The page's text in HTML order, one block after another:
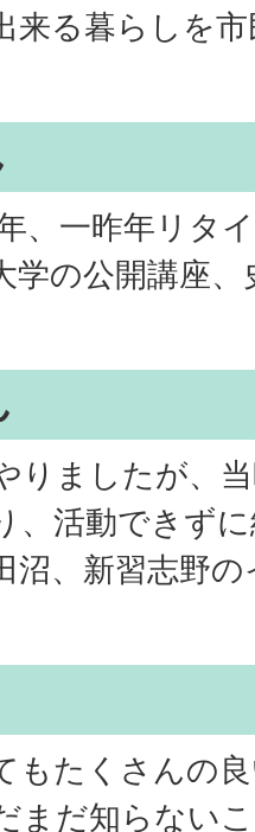
来る暮らしを
、一昨年リタ
学の公開講座
りましたが、
、活動できず
沼、新習志野
もたくさんの
まだ知らない